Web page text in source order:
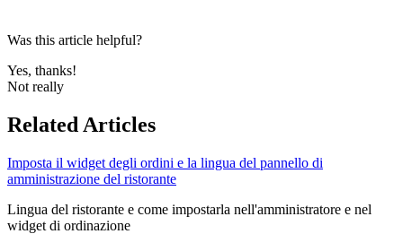
Was this article helpful?
Yes, thanks!
Not really
Related Articles
Imposta il widget degli ordini e la lingua del pannello di
amministrazione del ristorante
Lingua del ristorante e come impostarla nell'amministratore e nel
widget di ordinazione